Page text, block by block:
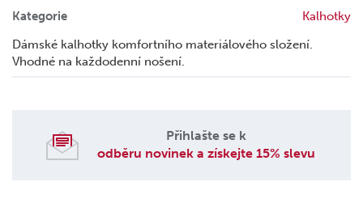
Kategorie
Kalhotky
Dámské kalhotky komfortního materiálového složení.
Vhodné na každodenní nošení.
Přihlašte se k
odběru novinek a získejte 15% slevu